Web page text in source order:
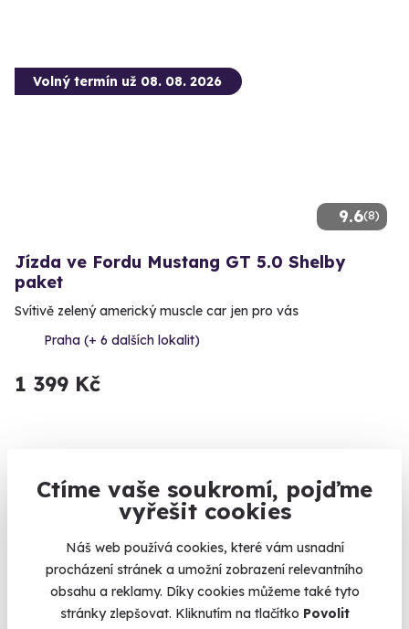
Ctíme vaše soukromí, pojďme
vyřešit cookies
Náš web používá cookies, které vám usnadní
procházení stránek a umožní zobrazení relevantního
obsahu a reklamy. Díky cookies můžeme také tyto
stránky zlepšovat. Kliknutím na tlačítko Povolit
9.6(8)
Volný termín už 08. 08. 2026
Jízda ve Fordu Mustang GT 5.0 Shelby
paket
Svítivě zelený americký muscle car jen pro vás
Praha (+ 6 dalších lokalit)
1 399 Kč
Volný termín už 07. 08. 2026